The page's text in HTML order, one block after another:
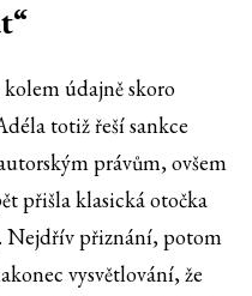
údajně skoro
totiž řeší sankce
právům, ovšem
přišla klasická otočka
Nejdřív přiznání, potom
vysvětlování, že